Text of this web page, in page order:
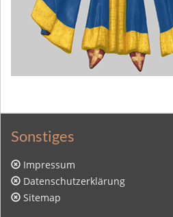
Sonstiges
Impressum
Datenschutzerklärung
Sitemap